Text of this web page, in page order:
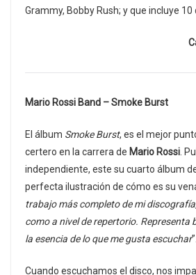
Grammy, Bobby Rush; y que incluye
Mario Rossi Band – Smoke Burst
El álbum Smoke Burst, es el mejor
certero en la carrera de Mario Rossi .
independiente, este su cuarto álbum
perfecta ilustración de cómo es su
trabajo más completo de mi
como a nivel de repertorio. Representa
la esencia de lo que me gusta escuchar”.
Cuando escuchamos el disco, nos